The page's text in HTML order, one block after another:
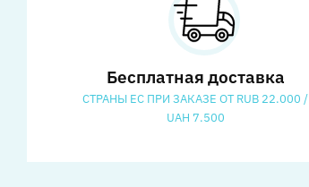
Бесплатная доставка
СТРАНЫ ЕС ПРИ ЗАКАЗЕ ОТ RUB 22.000 /
UAH 7.500